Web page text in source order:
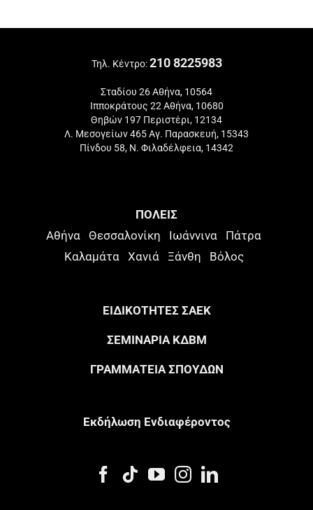
Τηλ. Κέντρο:210 8225983
Σταδίου 26 Αθήνα, 10564
Ιπποκράτους 22 Αθήνα, 10680
Θηβών 197 Περιστέρι, 12134
Λ. Μεσογείων 465 Αγ. Παρασκευή, 15343
Πίνδου 58, Ν. Φιλαδέλφεια, 14342
ΠΟΛΕΙΣ
Αθήνα Θεσσαλονίκη Ιωάννινα
Πάτρα
Καλαμάτα
Χανιά Ξάνθη Βόλος
ΕΙΔΙΚΟΤΗΤΕΣ ΣΑΕΚ
ΣΕΜΙΝΑΡΙΑ ΚΔΒΜ
ΓΡΑΜΜΑΤΕΙΑ ΣΠΟΥΔΩΝ
Eκδήλωση Eνδιαφέροντος